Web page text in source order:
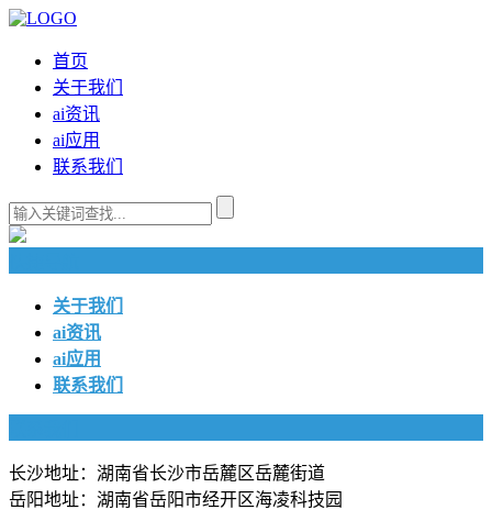
首页
关于我们
ai资讯
ai应用
联系我们
关于我们
ai资讯
ai应用
联系我们
长沙地址：湖南省长沙市岳麓区岳麓街道
岳阳地址：湖南省岳阳市经开区海凌科技园